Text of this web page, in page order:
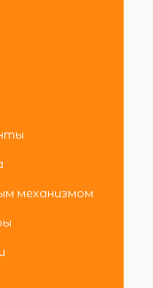
механизмом